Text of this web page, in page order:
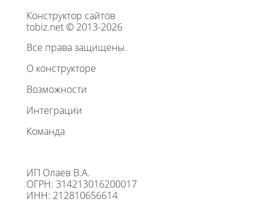
Конструктор сайтов
tobiz.net © 2013-2026
Все права защищены.
О конструкторе
Возможности
Интеграции
Команда
ИП Олаев В.А.
ОГРН: 314213016200017
ИНН: 212810656614